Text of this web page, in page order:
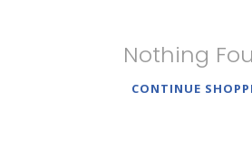
Nothing
CONTINUE